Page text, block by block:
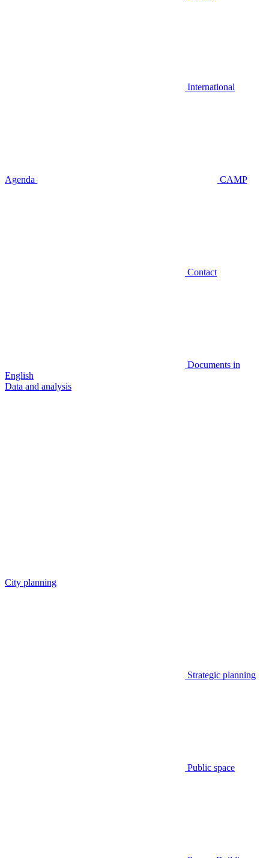
International
Agenda CAMP
Contact
Documents in
English
Data and analysis
City planning
Strategic planning
Public space